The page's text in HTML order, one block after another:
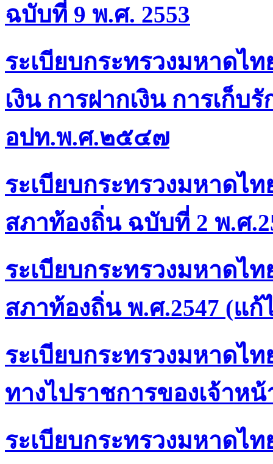
ฉบับที่ 9 พ.ศ. 2553
ระเบียบกระทรวงมหาดไ
เงิน การฝากเงิน การเก็บ
อปท.พ.ศ.๒๕๔๗
ระเบียบกระทรวงมหาดไ
สภาท้องถิ่น ฉบับที่ 2 พ.ศ
ระเบียบกระทรวงมหาดไ
สภาท้องถิ่น พ.ศ.2547 (แ
ระเบียบกระทรวงมหาดไ
ทางไปราชการของเจ้าห
ระเบียบกระทรวงมหาดไ